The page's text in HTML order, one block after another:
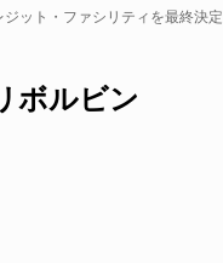
ット・ファシリティを最終決定
ボルビン